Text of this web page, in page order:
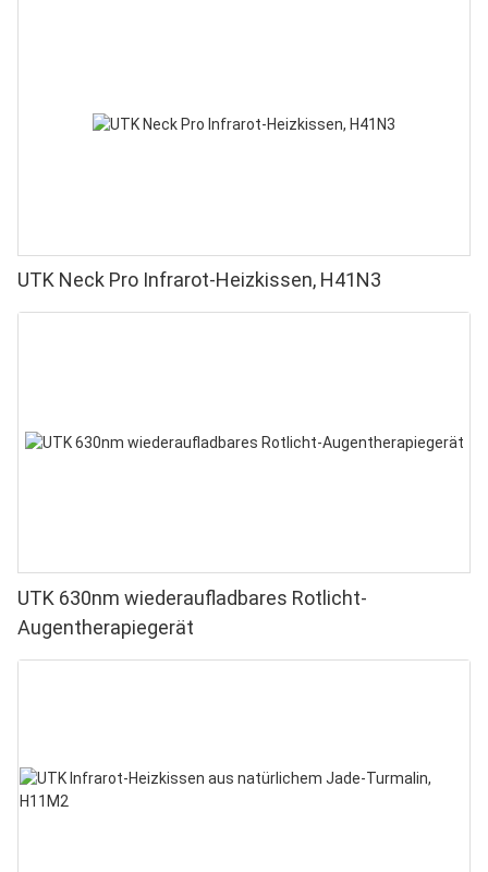
UTK Neck Pro Infrarot-Heizkissen, H41N3
UTK 630nm wiederaufladbares Rotlicht-
Augentherapiegerät